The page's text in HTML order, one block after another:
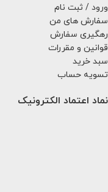
ورود / ثبت نام
سفارش های من
رهگیری سفارش
قوانین و مقررات
سبد خرید
تسویه حساب
نماد اعتماد الکترونیک